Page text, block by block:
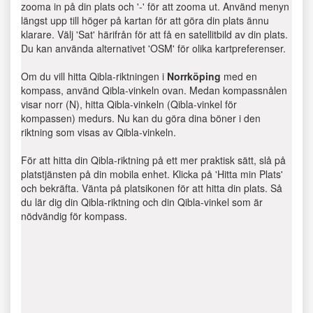
zooma in på din plats och '-' för att zooma ut. Använd menyn
längst upp till höger på kartan för att göra din plats ännu
klarare. Välj 'Sat' härifrån för att få en satellitbild av din plats.
Du kan använda alternativet 'OSM' för olika kartpreferenser.
Om du vill hitta Qibla-riktningen i Norrköping med en
kompass, använd Qibla-vinkeln ovan. Medan kompassnålen
visar norr (N), hitta Qibla-vinkeln (Qibla-vinkel för
kompassen) medurs. Nu kan du göra dina böner i den
riktning som visas av Qibla-vinkeln.
För att hitta din Qibla-riktning på ett mer praktisk sätt, slå på
platstjänsten på din mobila enhet. Klicka på 'Hitta min Plats'
och bekräfta. Vänta på platsikonen för att hitta din plats. Så
du lär dig din Qibla-riktning och din Qibla-vinkel som är
nödvändig för kompass.